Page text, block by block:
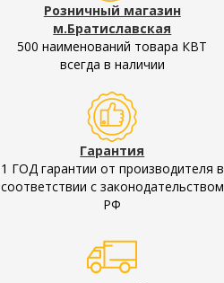
Розничный магазин
м.Братиславская
500 наименований товара КВТ
всегда в наличии
Гарантия
1 ГОД гарантии от производителя в
соответствии с законодательством
РФ